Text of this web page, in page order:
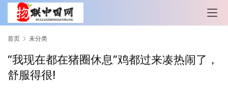
首页 未分类
“我现在都在猪圈休息”鸡都过来凑热闹了，
舒服得很!